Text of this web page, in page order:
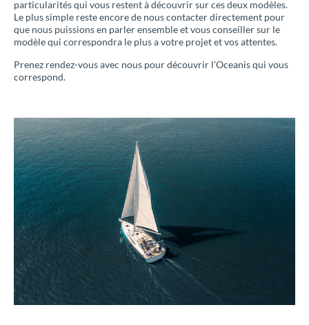
particularités qui vous restent à découvrir sur ces deux modèles.
Le plus simple reste encore de nous contacter directement pour
que nous puissions en parler ensemble et vous conseiller sur le
modèle qui correspondra le plus a votre projet et vos attentes.
Prenez rendez-vous avec nous pour découvrir l’Oceanis qui vous
correspond.